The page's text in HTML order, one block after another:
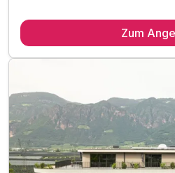
Frühstückskorb mit Südtiroler
hausgemachten Köstlichkeiten,
Parkplatz am Haus
gratis WLAN
Zum